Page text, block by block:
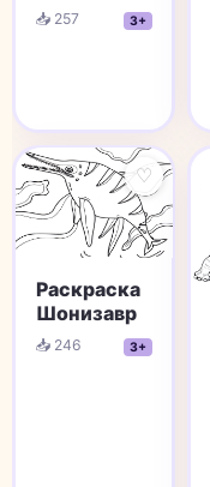
📥 257 3+
♡
Раскраска
Шонизавр
📥 246 3+